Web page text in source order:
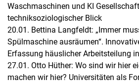
Waschmaschinen und KI
techniksoziologischer Blick
20.01. Bettina Langfeldt: „Immer
Spülmaschine ausräumen“.
Erfassung häuslicher Arbeitsteilung
27.01. Otto Hüther: Wo sind wir hier
machen wir hier? Universitäten als